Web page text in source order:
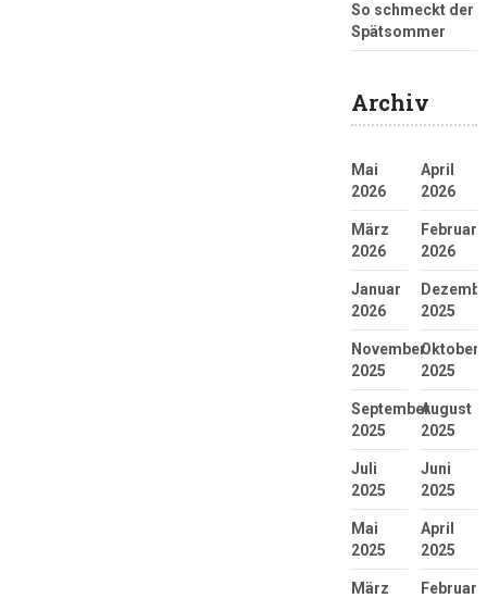
So schmeckt der
Spätsommer
Archiv
Mai
2026
April
2026
März
2026
Februar
2026
Januar
2026
2025
November
2025
Oktober
2025
September
2025
August
2025
Juli
2025
Juni
2025
Mai
2025
April
2025
März
Februar